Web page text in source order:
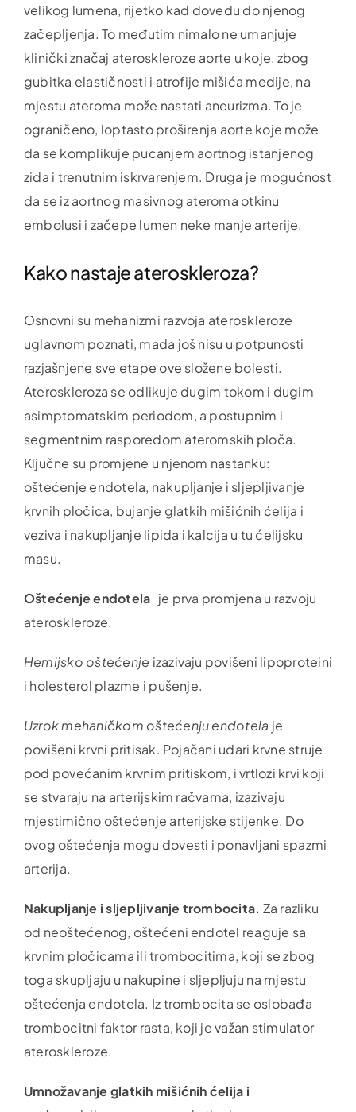
velikog lumena, rijetko kad dovedu do njenog
začepljenja. To međutim nimalo ne umanjuje
klinički značaj ateroskleroze aorte u koje, zbog
gubitka elastičnosti i atrofije mišića medije, na
mjestu ateroma može nastati aneurizma. To je
ograničeno, loptasto proširenja aorte koje može
da se komplikuje pucanjem aortnog istanjenog
zida i trenutnim iskrvarenjem. Druga je mogućnost
da se iz aortnog masivnog ateroma otkinu
embolusi i začepe lumen neke manje arterije.
Kako nastaje ateroskleroza?
Osnovni su mehanizmi razvoja ateroskleroze
uglavnom poznati, mada još nisu u potpunosti
razjašnjene sve etape ove složene bolesti.
Ateroskleroza se odlikuje dugim tokom i dugim
asimptomatskim periodom, a postupnim i
segmentnim rasporedom ateromskih ploča.
Ključne su promjene u njenom nastanku:
oštećenje endotela, nakupljanje i sljepljivanje
krvnih pločica, bujanje glatkih mišićnih ćelija i
veziva i nakupljanje lipida i kalcija u tu ćelijsku
masu.
Oštećenje endotela je prva promjena u razvoju
ateroskleroze.
Hemijsko oštećenje izazivaju povišeni lipoproteini
i holesterol plazme i pušenje.
Uzrok mehaničkom oštećenju endotela je
povišeni krvni pritisak. Pojačani udari krvne struje
pod povećanim krvnim pritiskom, i vrtlozi krvi koji
se stvaraju na arterijskim račvama, izazivaju
mjestimično oštećenje arterijske stijenke. Do
ovog oštećenja mogu dovesti i ponavljani spazmi
arterija.
Nakupljanje i sljepljivanje trombocita. Za razliku
od neoštećenog, oštećeni endotel reaguje sa
krvnim pločicama ili trombocitima, koji se zbog
toga skupljaju u nakupine i sljepljuju na mjestu
oštećenja endotela. Iz trombocita se oslobađa
trombocitni faktor rasta, koji je važan stimulator
ateroskleroze.
Umnožavanje glatkih mišićnih ćelija i